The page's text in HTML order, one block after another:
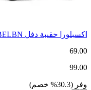
اكسبلورا حقيبة دفل XPL-8S30BELBN
69.00
99.00
وفر (
30.3
% خصم)